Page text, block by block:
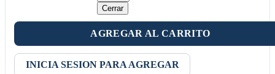
Cerrar
AGREGAR AL CARRITO
INICIA SESION PARA AGREGAR